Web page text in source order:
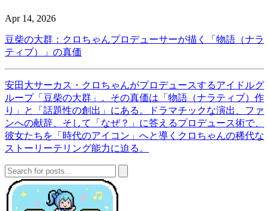
Apr 14, 2026
豆柴の大群：クロちゃんプロデューサーが描く「物語（ナラ
ティブ）」の真価
安田大サーカス・クロちゃんがプロデュースするアイドルグ
ループ「豆柴の大群」。その真価は「物語（ナラティブ）作
り」と「話題性の創出」にある。ドラマチックな演出、ファ
ンへの献辞、そして「なぜ？」に答えるプロデュース術で、
彼女たちを「時代のアイコン」へと導くクロちゃんの稀代な
ストーリーテリング能力に迫る。